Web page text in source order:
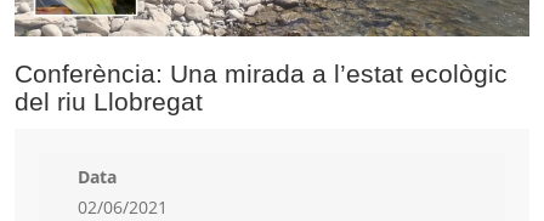
Conferència: Una mirada a l’estat ecològic
del riu Llobregat
Data
02/06/2021